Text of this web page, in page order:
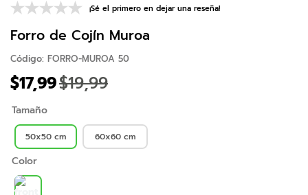
¡Sé el primero en dejar una reseña!
Forro de Cojín Muroa
Código: FORRO-MUROA 50
$17,99$19,99
Tamaño
50x50 cm 60x60 cm
Color
9.
natasha
sofa cama